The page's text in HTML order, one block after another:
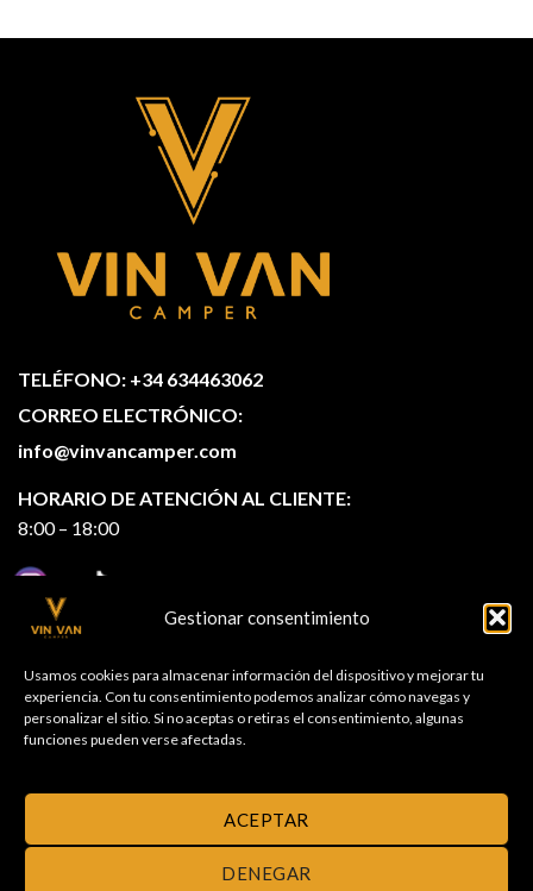
Gestionar consentimiento
Usamos cookies para almacenar información del dispositivo y mejorar tu
experiencia. Con tu consentimiento podemos analizar cómo navegas y
personalizar el sitio. Si no aceptas o retiras el consentimiento, algunas
funciones pueden verse afectadas.
ACEPTAR
DENEGAR
TELÉFONO: +34 634463062
CORREO ELECTRÓNICO:
info@vinvancamper.com
HORARIO DE ATENCIÓN AL CLIENTE:
8:00 – 18:00